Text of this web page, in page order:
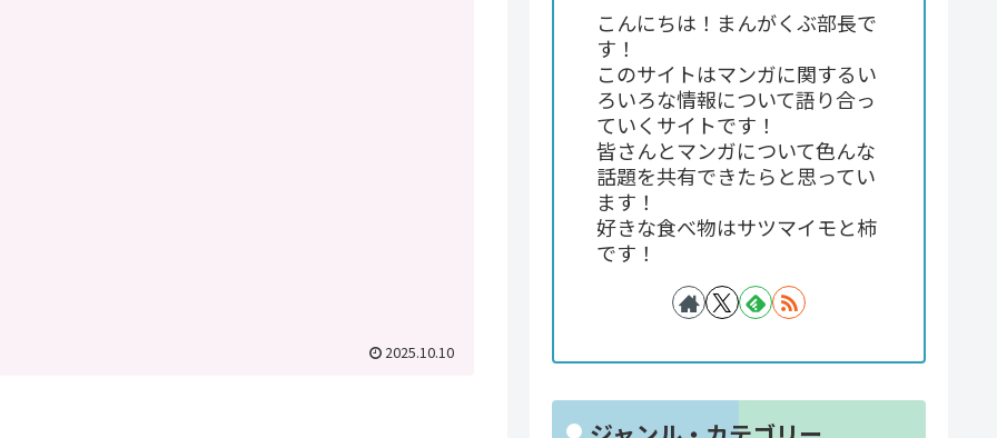
2025.10.10
こんにちは！まんがくぶ部長で
す！
このサイトはマンガに関するい
ろいろな情報について語り合っ
ていくサイトです！
皆さんとマンガについて色んな
話題を共有できたらと思ってい
ます！
好きな食べ物はサツマイモと柿
です！